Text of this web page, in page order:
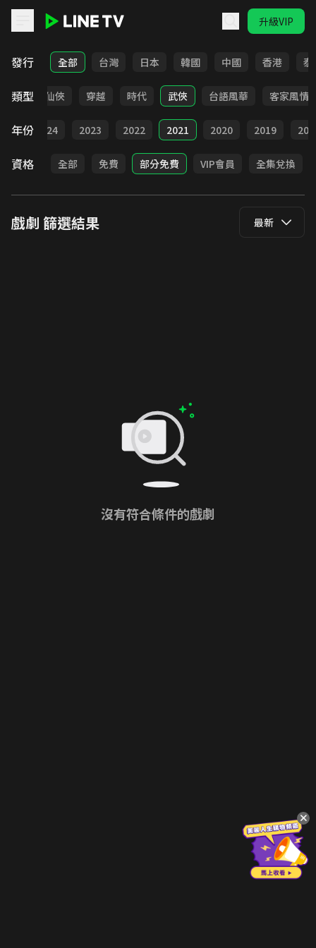
升級VIP
LINE TV - 戲劇
發行 全部 台灣 日本 韓國 中國 香港 泰
類型
療癒 仙俠 穿越 時代 武俠 台語風華 客家風情
年份 2024 2023 2022 2021 2020 2019
資格 全部 免費 部分免費 VIP會員 全集兌換
戲劇 篩選結果 最新
沒有符合條件的戲劇